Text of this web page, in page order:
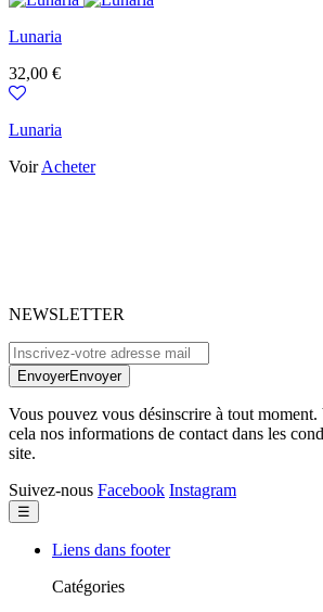
Lunaria
Prix
32,00 €
Lunaria
VoirAcheter
NEWSLETTER
EnvoyerEnvoyer
Vous pouvez vous désinscrire à tout
cela nos informations de contact dans les
site.
Suivez-nous Facebook Instagram
Basculer
la
navigation
☰
Liens dans footer
Catégories